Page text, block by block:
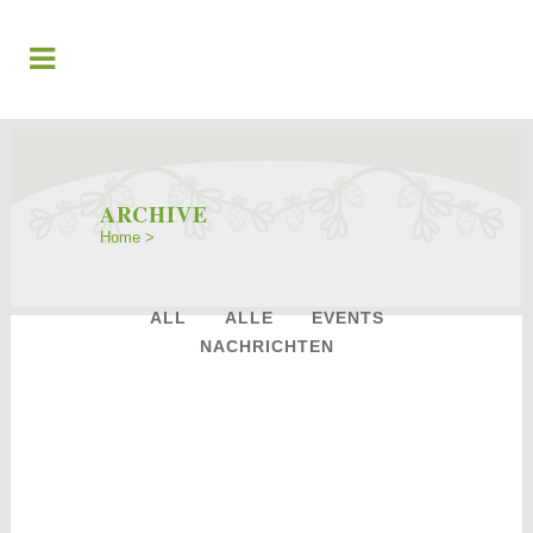
ARCHIVE
Home >
ALL ALLE
EVENTS
NACHRICHTEN